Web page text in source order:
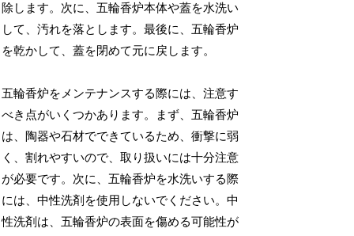
除します。次に、五輪香炉本体や蓋を水洗い
して、汚れを落とします。最後に、五輪香炉
を乾かして、蓋を閉めて元に戻します。
五輪香炉をメンテナンスする際には、注意す
べき点がいくつかあります。まず、五輪香炉
は、陶器や石材でできているため、衝撃に弱
く、割れやすいので、取り扱いには十分注意
が必要です。次に、五輪香炉を水洗いする際
には、中性洗剤を使用しないでください。中
性洗剤は、五輪香炉の表面を傷める可能性が